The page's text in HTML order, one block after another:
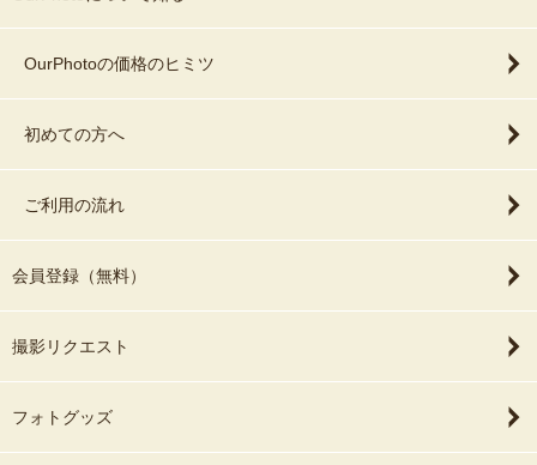
OurPhotoの価格のヒミツ
初めての方へ
ご利用の流れ
会員登録（無料）
撮影リクエスト
フォトグッズ